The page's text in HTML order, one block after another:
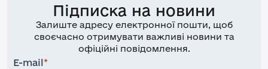
Підписка на новини
Залиште адресу електронної пошти, щоб
своєчасно отримувати важливі новини та
офіційні повідомлення.
E-mail*